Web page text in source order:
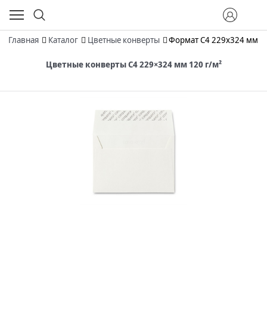
Главная Каталог Цветные конверты Формат C4 229х324 мм
Цветные конверты С4 229×324 мм 120 г/м²